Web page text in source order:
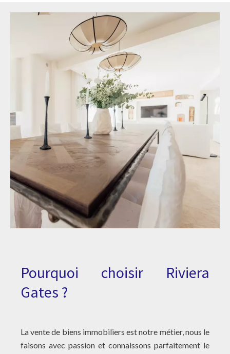
Pourquoi choisir Riviera
Gates ?
La vente de biens immobiliers est notre métier, nous le
faisons avec passion et connaissons parfaitement le